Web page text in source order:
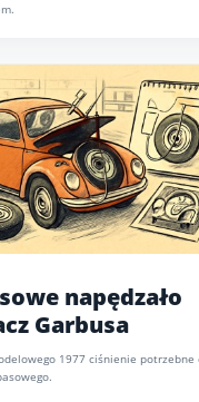
napędzało
Garbusa
1977 ciśnienie potrzebne